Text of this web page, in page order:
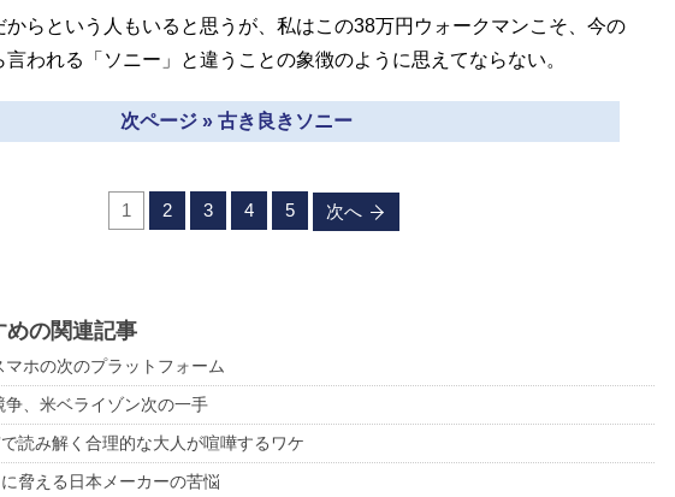
らという人もいると思うが、私はこの38万円ウォークマンこそ、今の
言われる「ソニー」と違うことの象徴のように思えてならない。
次ページ » 古き良きソニー
1 2 3 4 5 次へ
めの関連記事
マホの次のプラットフォーム
争、米ベライゾン次の一手
読み解く合理的な大人が喧嘩するワケ
脅える日本メーカーの苦悩